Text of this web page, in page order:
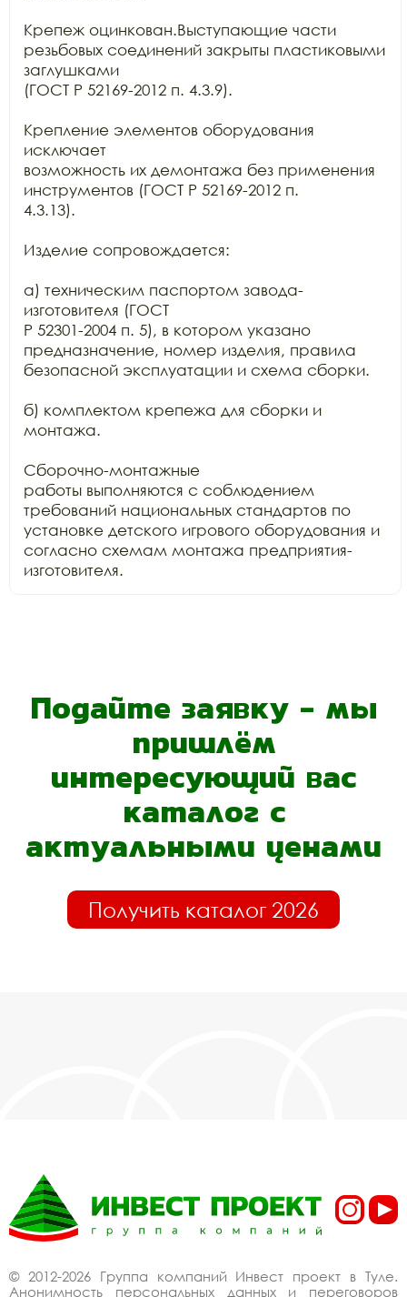
Крепеж оцинкован.Выступающие части
резьбовых соединений закрыты пластиковыми
заглушками
(ГОСТ Р 52169-2012 п. 4.3.9).
Крепление элементов оборудования
исключает
возможность их демонтажа без применения
инструментов (ГОСТ Р 52169-2012 п.
4.3.13).
Изделие сопровождается:
а) техническим паспортом завода-
изготовителя (ГОСТ
Р 52301-2004 п. 5), в котором указано
предназначение, номер изделия, правила
безопасной эксплуатации и схема сборки.
б) комплектом крепежа для сборки и
монтажа.
Сборочно-монтажные
работы выполняются с соблюдением
требований национальных стандартов по
установке детского игрового оборудования и
согласно схемам монтажа предприятия-
изготовителя.
Подайте заявку - мы
пришлём
интересующий вас
каталог с
актуальными ценами
Получить каталог 2026
© 2012-2026 Группа компаний Инвест проект в Туле.
Анонимность персональных данных и переговоров